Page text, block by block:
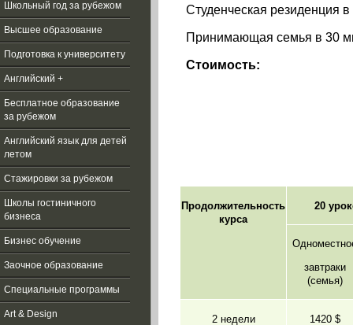
Школьный год за рубежом
Высшее образование
Подготовка к университету
Английский +
Бесплатное образование
за рубежом
Aнглийский язык для детей
летом
Стажировки за рубежом
Школы гостиничного
бизнеса
Бизнес обучение
Заочное образование
Специальные программы
Art & Design
Студенческая резиденция
Принимающая семья в 30
Стоимость:
Продолжительность
курса
20
завтраки
(семья)
2 недели 1420 $